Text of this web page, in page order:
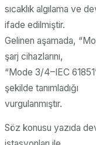
sıcaklık algılama ve
ifade edilmiştir.
Gelinen aşamada,
şarj cihazlarını,
“Mode 3/4–IEC
şekilde tanımladığı
vurgulanmıştır.
Söz konusu yazıda